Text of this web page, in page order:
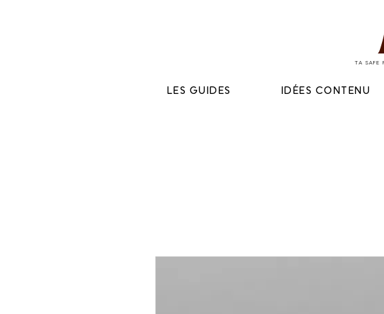
TA SAFE
LES GUIDES IDÉES CONTENU